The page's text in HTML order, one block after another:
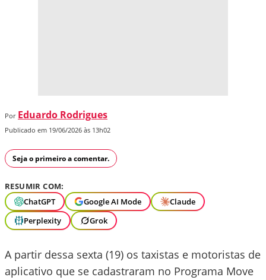
Por Eduardo Rodrigues
Publicado em 19/06/2026 às 13h02
Seja o primeiro a comentar.
RESUMIR COM:
ChatGPT
Google AI Mode
Claude
Perplexity
Grok
A partir dessa sexta (19) os taxistas e motoristas de
aplicativo que se cadastraram no Programa Move